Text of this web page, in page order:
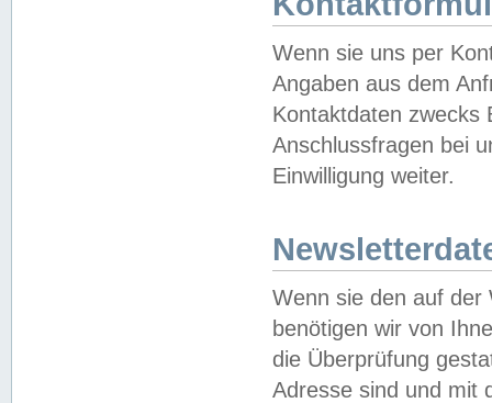
Wenn sie uns per
Angaben aus dem
Kontaktdaten zwecks
Anschlussfragen bei
Einwilligung weiter.
Wenn sie den auf der
benötigen wir von
die Überprüfung
Adresse sind und mit